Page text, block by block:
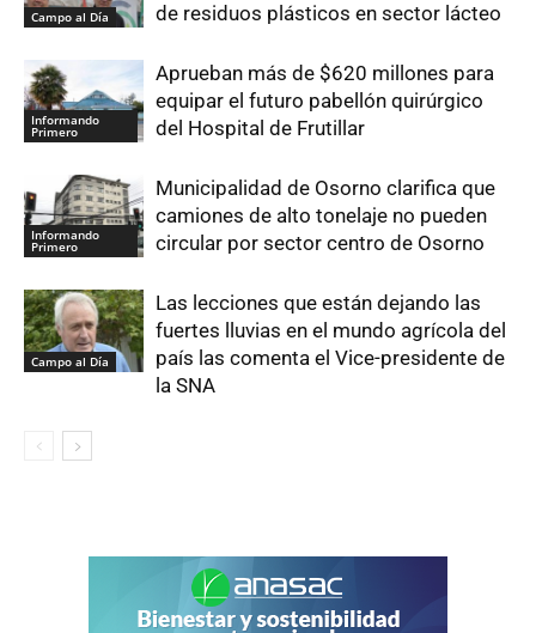
Campo al Día
de residuos plásticos en sector lácteo
Informando
Primero
Aprueban más de $620 millones para
equipar el futuro pabellón quirúrgico
del Hospital de Frutillar
Informando
Primero
Municipalidad de Osorno clarifica que
camiones de alto tonelaje no pueden
circular por sector centro de Osorno
Campo al Día
Las lecciones que están dejando las
fuertes lluvias en el mundo agrícola del
país las comenta el Vice-presidente de
la SNA